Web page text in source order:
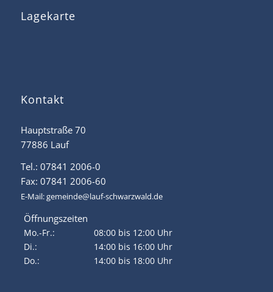
Lagekarte
Kontakt
Hauptstraße 70
77886 Lauf
Tel.: 07841 2006-0
Fax: 07841 2006-60
E-Mail:gemeinde@lauf-schwarzwald.de
Öffnungszeiten
Mo.-Fr.:
08:00 bis 12:00 Uhr
Di.:
14:00 bis 16:00 Uhr
Do.:
14:00 bis 18:00 Uhr